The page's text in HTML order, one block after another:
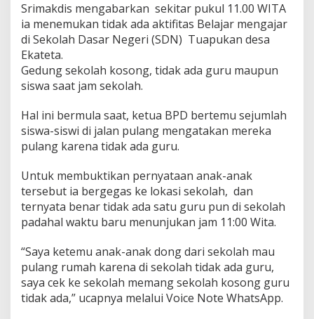
Srimakdis mengabarkan sekitar pukul 11.00 WITA
ia menemukan tidak ada aktifitas Belajar mengajar
di Sekolah Dasar Negeri (SDN) Tuapukan desa
Ekateta.
Gedung sekolah kosong, tidak ada guru maupun
siswa saat jam sekolah.
Hal ini bermula saat, ketua BPD bertemu sejumlah
siswa-siswi di jalan pulang mengatakan mereka
pulang karena tidak ada guru.
Untuk membuktikan pernyataan anak-anak
tersebut ia bergegas ke lokasi sekolah, dan
ternyata benar tidak ada satu guru pun di sekolah
padahal waktu baru menunjukan jam 11:00 Wita.
“Saya ketemu anak-anak dong dari sekolah mau
pulang rumah karena di sekolah tidak ada guru,
saya cek ke sekolah memang sekolah kosong guru
tidak ada,” ucapnya melalui Voice Note WhatsApp.